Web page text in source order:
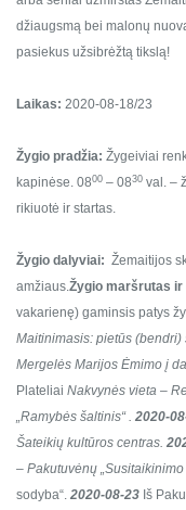
džiaugsmą bei malonų
pasiekus užsibrėžtą tikslą!
Laikas: 2020-08-18/23
Žygio pradžia: Žygeiviai
kapinėse. 0800 – 0830 val. –
rikiuotė ir startas.
Žygio dalyviai: Žemaitijos
amžiaus.Žygio maršrutas ir
vakarienę) gaminsis patys
Maitinimasis: pietūs (bendri)
Mergelės Marijos Ėmimo į
Plateliai Nakvynės vieta –
„Ramybės šaltinis“ . 2020-
Šateikių kultūros centras.
– Pakutuvėnų „Susitaikinimo
sodyba“. 2020-08-23 Iš